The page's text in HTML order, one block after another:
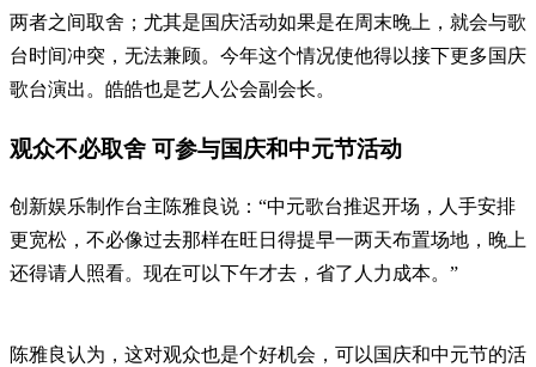
两者之间取舍；尤其是国庆活动如果是在周末晚上，就会与歌
台时间冲突，无法兼顾。今年这个情况使他得以接下更多国庆
歌台演出。皓皓也是艺人公会副会长。
观众不必取舍 可参与国庆和中元节活动
创新娱乐制作台主陈雅良说：“中元歌台推迟开场，人手安排
更宽松，不必像过去那样在旺日得提早一两天布置场地，晚上
还得请人照看。现在可以下午才去，省了人力成本。”
陈雅良认为，这对观众也是个好机会，可以国庆和中元节的活